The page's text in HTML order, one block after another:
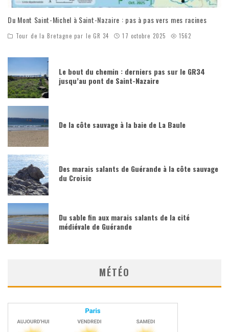
Du Mont Saint-Michel à Saint-Nazaire : pas à pas vers mes racines
Tour de la Bretagne par le GR 34 17 octobre 2025 1562
Le bout du chemin : derniers pas sur le GR34
jusqu’au pont de Saint-Nazaire
De la côte sauvage à la baie de La Baule
Des marais salants de Guérande à la côte sauvage
du Croisic
Du sable fin aux marais salants de la cité
médiévale de Guérande
MÉTÉO